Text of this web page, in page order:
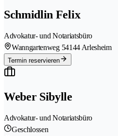
Schmidlin Felix
Advokatur- und Notariatsbüro
Wanngartenweg 54144 Arlesheim
Termin reservieren
Weber Sibylle
Advokatur- und Notariatsbüro
Geschlossen